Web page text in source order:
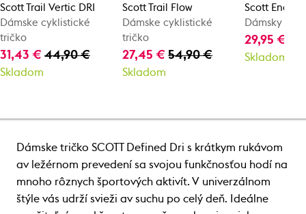
Scott Trail Vertic DRI
Dámske cyklistické
tričko
31,43 € 44,90 €
Skladom
Scott Trail Flow
Dámske cyklistické
tričko
27,45 €54,90 €
Skladom
Scott
Dámsky
29,95 €
Skladom
Dámske tričko SCOTT Defined Dri s krátkym rukávom
av ležérnom prevedení sa svojou funkčnosťou hodí na
mnoho rôznych športových aktivít. V univerzálnom
štýle vás udrží svieži av suchu po celý deň. Ideálne